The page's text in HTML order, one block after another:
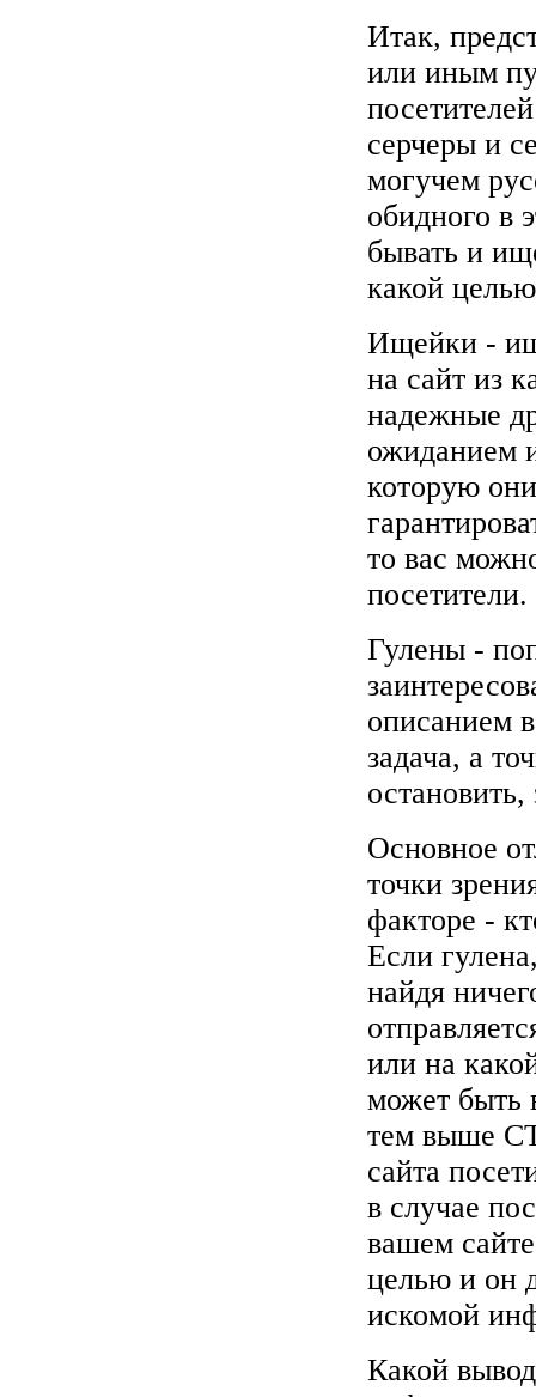
Итак,
или иным
серчеры и
могучем
обидного в
бывать и
какой
Ищейки -
на сайт из
надежные
ожиданием
которую
то вас
посетители.
Гулены -
описанием
задача, а
остановить,
Основное
точки
факторе -
Если
найдя
или на
может быть
тем выше
сайта
в случае
вашем
целью и он
искомой
Какой